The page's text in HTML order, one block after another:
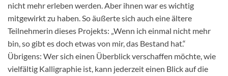
nicht mehr erleben werden. Aber ihnen war es wichtig
mitgewirkt zu haben. So äußerte sich auch eine ältere
Teilnehmerin dieses Projekts: „Wenn ich einmal nicht mehr
bin, so gibt es doch etwas von mir, das Bestand hat.“
Übrigens: Wer sich einen Überblick verschaffen möchte, wie
vielfältig Kalligraphie ist, kann jederzeit einen Blick auf die